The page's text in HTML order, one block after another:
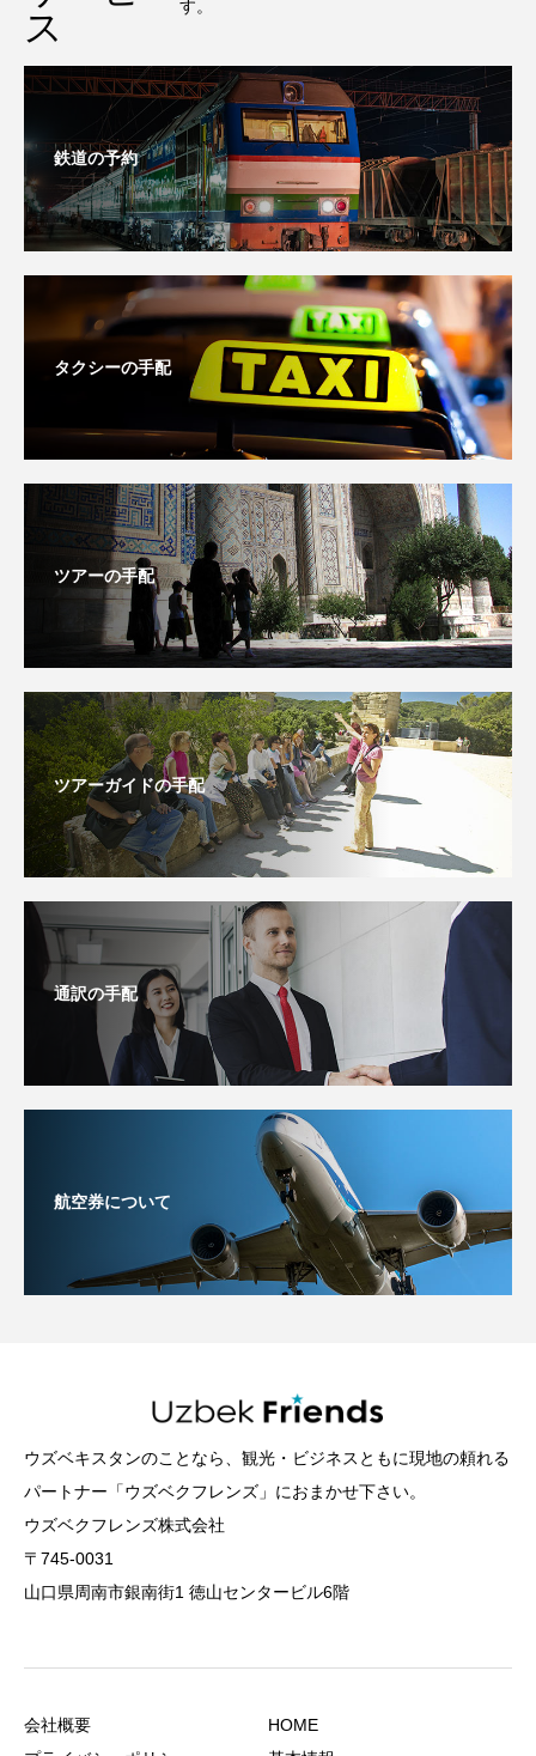
ス
す。
鉄道の予約
タクシーの手配
ツアーの手配
ツアーガイドの手配
通訳の手配
航空券について
ウズベキスタンのことなら、観光・ビジネスともに現地の頼れる
パートナー「ウズベクフレンズ」におまかせ下さい。
ウズベクフレンズ株式会社
〒745-0031
山口県周南市銀南街1 徳山センタービル6階
会社概要
HOME